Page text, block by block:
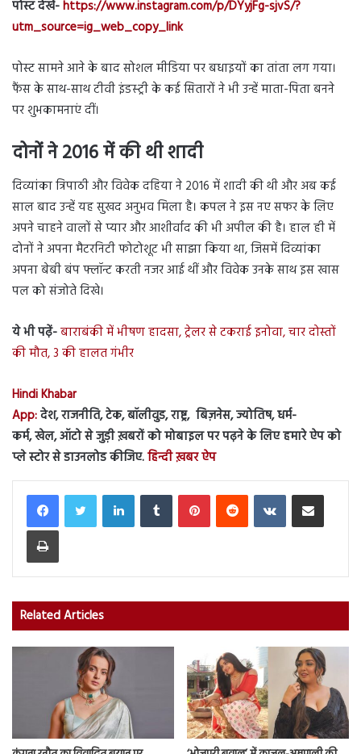
पोस्ट देखें-https://www.instagram.com/p/DYyjFg-sjvS/?
utm_source=ig_web_copy_link
पोस्ट सामने आने के बाद सोशल मीडिया पर बधाइयों का तांता लग गया।
फैंस के साथ-साथ टीवी इंडस्ट्री के कई सितारों ने भी उन्हें माता-पिता बनने
पर शुभकामनाएं दीं।
दोनों ने 2016 में की थी शादी
दिव्यांका त्रिपाठी और विवेक दहिया ने 2016 में शादी की थी और अब कई
साल बाद उन्हें यह सुखद अनुभव मिला है। कपल ने इस नए सफर के लिए
अपने चाहने वालों से प्यार और आशीर्वाद की भी अपील की है। हाल ही में
दोनों ने अपना मैटरनिटी फोटोशूट भी साझा किया था, जिसमें दिव्यांका
अपना बेबी बंप फ्लॉन्ट करती नजर आई थीं और विवेक उनके साथ इस खास
पल को संजोते दिखे।
ये भी पढ़ें-बाराबंकी में भीषण हादसा, ट्रेलर से टकराई इनोवा, चार दोस्तों
की मौत, 3 की हालत गंभीर
Hindi Khabar
App:देश, राजनीति, टेक, बॉलीवुड, राष्ट्र, बिज़नेस, ज्योतिष, धर्म-
कर्म, खेल, ऑटो से जुड़ी ख़बरों को मोबाइल पर पढ़ने के लिए हमारे ऐप को
प्ले स्टोर से डाउनलोड कीजिए.हिन्दी ख़बर ऐप
LinkedInTumblr PinterestReddit VKontakteShare via Email
Print
Related Articles